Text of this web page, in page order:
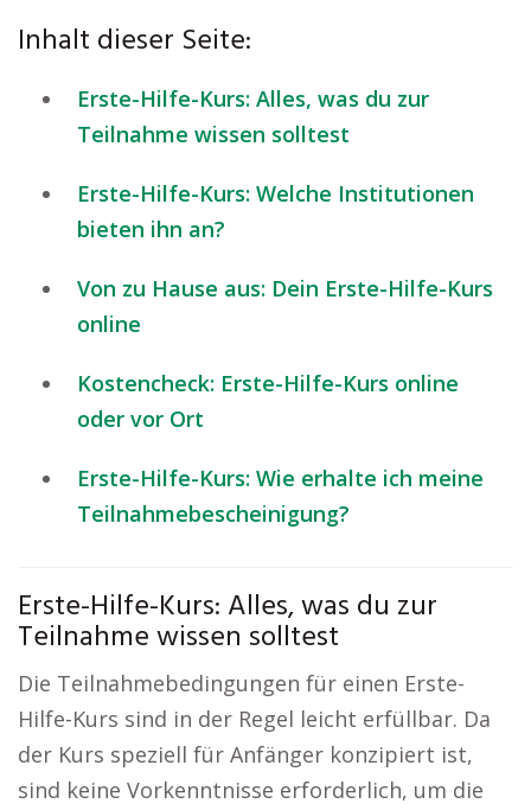
Inhalt dieser Seite:
Erste-Hilfe-Kurs: Alles, was du zur
Teilnahme wissen solltest
Erste-Hilfe-Kurs: Welche Institutionen
bieten ihn an?
Von zu Hause aus: Dein Erste-Hilfe-Kurs
online
Kostencheck: Erste-Hilfe-Kurs online
oder vor Ort
Erste-Hilfe-Kurs: Wie erhalte ich meine
Teilnahmebescheinigung?
Erste-Hilfe-Kurs: Alles, was du zur
Teilnahme wissen solltest
Die Teilnahmebedingungen für einen Erste-
Hilfe-Kurs sind in der Regel leicht erfüllbar. Da
der Kurs speziell für Anfänger konzipiert ist,
sind keine Vorkenntnisse erforderlich, um die